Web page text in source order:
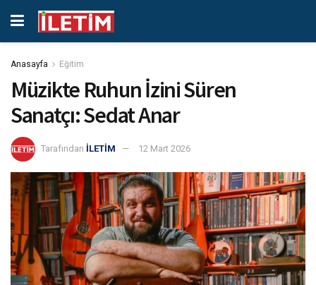
Anasayfa Eğitim
Müzikte Ruhun İzini Süren
Sanatçı: Sedat Anar
Tarafından İLETİM 12 Mart 2026